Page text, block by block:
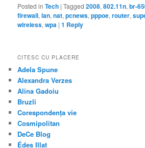
Posted in Tech |Tagged 2008,802.11n,br-
firewall,lan,nat,pcnews,pppoe,router,
wireless,wpa |1 Reply
CITESC CU PLACERE
Adela Spune
Alexandra Verzes
Alina Gadoiu
Bruzli
Corespondența vie
Cosmipolitan
DeCe Blog
Édes Illat